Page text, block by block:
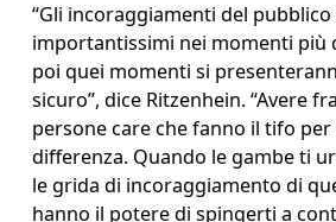
“Gli incoraggiamenti del pubblico
importantissimi nei momenti più
poi quei momenti si
sicuro”, dice Ritzenhein. “Avere
persone care che fanno il tifo
differenza. Quando le gambe ti
le grida di incoraggiamento di
hanno il potere di spingerti a